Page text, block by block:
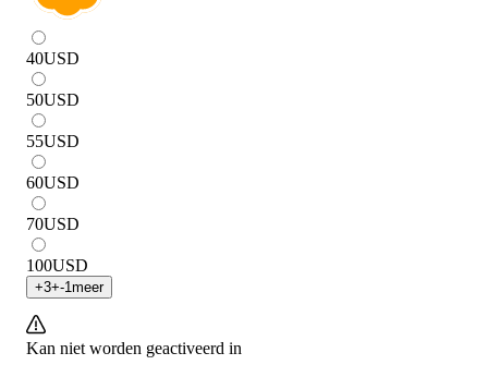
40USD
50USD
55USD
60USD
70USD
100USD
+3+-1meer
Kan niet worden geactiveerd in